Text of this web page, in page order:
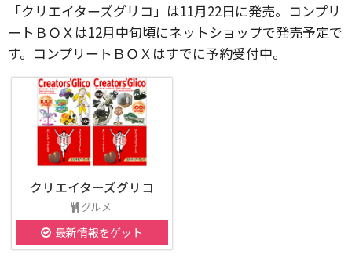
「クリエイターズグリコ」は11月22日に発売。コンプリ
ートＢＯＸは12月中旬頃にネットショップで発売予定で
す。コンプリートＢＯＸはすでに予約受付中。
クリエイターズグリコ
グルメ
最新情報をゲット